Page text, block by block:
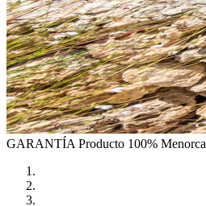
GARANTÍA Producto 100% Menorca